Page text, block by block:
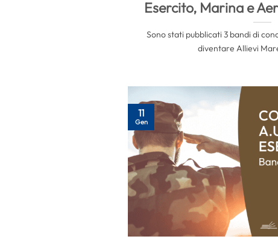
Esercito, Marina e
Sono stati pubblicati 3 bandi di
diventare Allievi
11
Gen